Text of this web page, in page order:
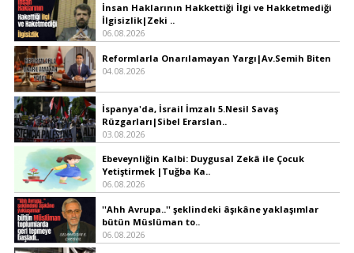
İnsan Haklarının Hakkettiği İlgi ve Hakketmediği
İlgisizlik|Zeki ..
06.08.2026
Reformlarla Onarılamayan Yargı|Av.Semih Biten
04.08.2026
İspanya'da, İsrail İmzalı 5.Nesil Savaş
Rüzgarları|Sibel Erarslan..
03.08.2026
Ebeveynliğin Kalbi: Duygusal Zekâ ile Çocuk
Yetiştirmek |Tuğba Ka..
06.08.2026
''Ahh Avrupa..'' şeklindeki âşıkâne yaklaşımlar
bütün Müslüman to..
06.08.2026